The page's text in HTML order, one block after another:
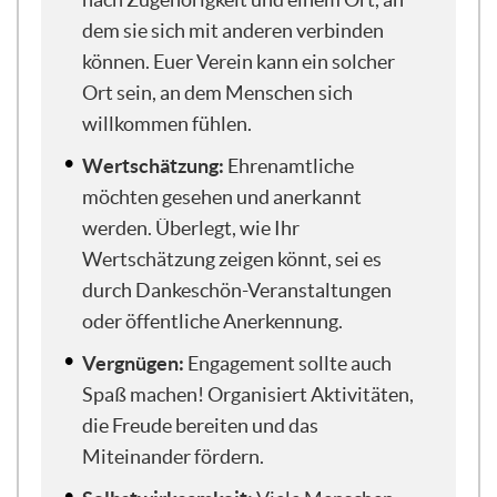
heißt die Forschung eigentlich für ihre
Arbeit? Wie können wir es schaffen, dass
in unserer Gesellschaft der Glaube an das
Gemeinsame wieder stärker wird?
wir heute auch mit ganz viel Freude hier
in diesem Seminar von der Deutschen
Stiftung für Engagement und Ehrenamt,
mit denen wir auch die letzten Jahre
schon an vielen unterschiedlichen
Stellen zusammengearbeitet haben, denn
Ehrenamt und Engagement in der
Gesellschaft sind eine unheimlich
tragende Säule. Es ist unheimlich wichtig
für die Wahrnehmung des Miteinanders,
wie Menschen ihre Mitmenschen
wahrnehmen, und wie sehr sie an einer
dem sie sich mit anderen verbinden
können. Euer Verein kann ein solcher
Ort sein, an dem Menschen sich
willkommen fühlen.
Wertschätzung: Ehrenamtliche
möchten gesehen und anerkannt
werden. Überlegt, wie Ihr
Wertschätzung zeigen könnt, sei es
durch Dankeschön-Veranstaltungen
oder öffentliche Anerkennung.
Vergnügen: Engagement sollte auch
Spaß machen! Organisiert Aktivitäten,
die Freude bereiten und das
Miteinander fördern.